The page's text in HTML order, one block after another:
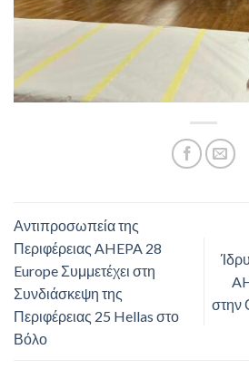
Αντιπροσωπεία της
Περιφέρειας AHEPA 28
Europe Συμμετέχει στη
Συνδιάσκεψη της
Περιφέρειας 25 Hellas στο
Βόλο
στην